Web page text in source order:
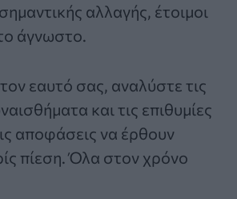
αλλαγής, έτοιμοι
άγνωστο.
εαυτό σας, αναλύστε τις
και τις επιθυμίες
αποφάσεις να έρθουν
πίεση. Όλα στον χρόνο